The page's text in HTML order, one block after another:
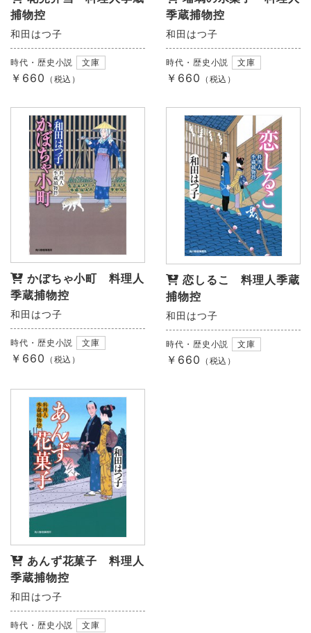
捕物控
和田はつ子
時代・歴史小説 文庫
￥660 （税込）
季蔵捕物控
和田はつ子
時代・歴史小説 文庫
￥660 （税込）
かぼちゃ小町 料理人
季蔵捕物控
和田はつ子
時代・歴史小説 文庫
￥660 （税込）
恋しるこ 料理人季蔵
捕物控
和田はつ子
時代・歴史小説 文庫
￥660 （税込）
あんず花菓子 料理人
季蔵捕物控
和田はつ子
時代・歴史小説 文庫